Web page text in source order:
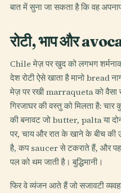
बात में सुना जा सकता है कि वह
रोटी, भाप और
Chile मेज़ पर खुद को लगभग
देश रोटी ऐसे खाता है मानो bread
मेज़ पर रखी marraqueta को वैसा
गिरजाघर की वस्तु को मिलता है:
की बनावट जो butter, palta या
पर, चाय और रात के खाने के बीच की
है, कप saucer से टकराते हैं, और
पल को थम जाती है। बुद्धिमानी।
फिर वे व्यंजन आते हैं जो सजावटी